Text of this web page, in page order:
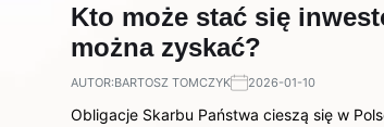
Kto może stać się
można zyskać?
AUTOR:BARTOSZ TOMCZYK 2026-01-10
Obligacje Skarbu Państwa cieszą się w